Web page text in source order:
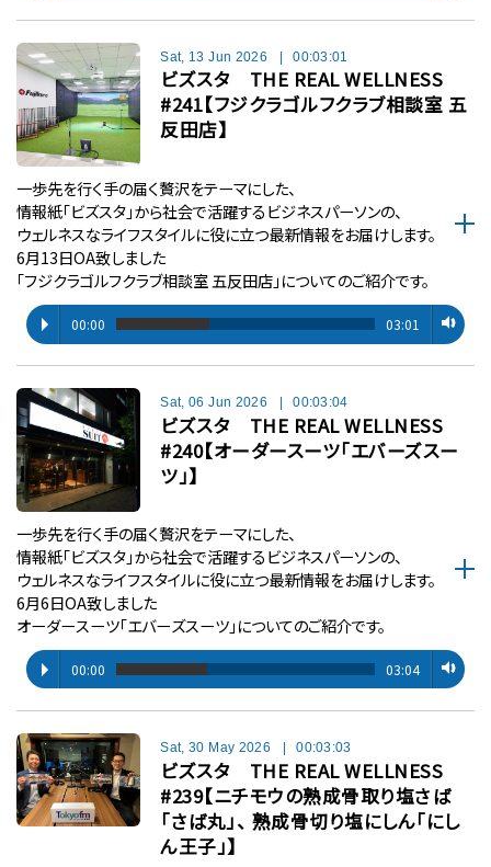
Sat, 13 Jun 2026 00:03:01
ビズスタ THE REAL WELLNESS
#241【フジクラゴルフクラブ相談室 五
反田店】
一歩先を行く手の届く贅沢をテーマにした、
情報紙「ビズスタ」から社会で活躍するビジネスパーソンの、
ウェルネスなライフスタイルに役に立つ最新情報をお届けします。
6月13日OA致しました
「フジクラゴルフクラブ相談室 五反田店」についてのご紹介です。
00:00 03:01
Sat, 06 Jun 2026 00:03:04
ビズスタ THE REAL WELLNESS
#240【オーダースーツ「エバーズスー
ツ」】
一歩先を行く手の届く贅沢をテーマにした、
情報紙「ビズスタ」から社会で活躍するビジネスパーソンの、
ウェルネスなライフスタイルに役に立つ最新情報をお届けします。
6月6日OA致しました
オーダースーツ「エバーズスーツ」についてのご紹介です。
00:00 03:04
Sat, 30 May 2026 00:03:03
ビズスタ THE REAL WELLNESS
#239【ニチモウの熟成骨取り塩さば
「さば丸」、 熟成骨切り塩にしん「にし
ん王子」】